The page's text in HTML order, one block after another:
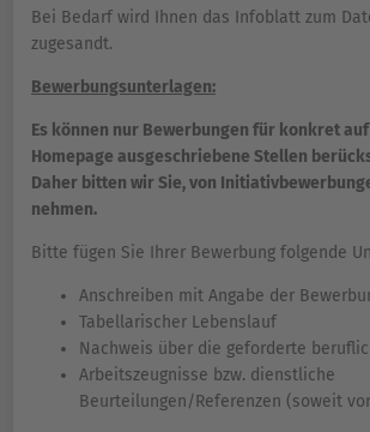
Bei Bedarf wird Ihnen das Infoblatt zum
zugesandt.
Bewerbungsunterlagen:
Es können nur Bewerbungen für konkret
Homepage ausgeschriebene Stellen
Daher bitten wir Sie, von
nehmen.
Bitte fügen Sie Ihrer Bewerbung folgende
Anschreiben mit Angabe der
Tabellarischer Lebenslauf
Nachweis über die geforderte
Arbeitszeugnisse bzw. dienstliche
Beurteilungen/Referenzen (soweit